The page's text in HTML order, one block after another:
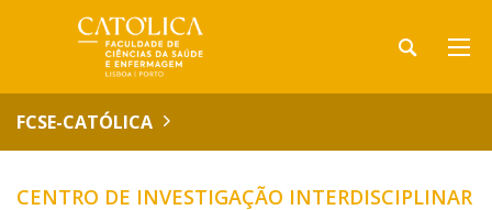
FCSE-CATÓLICA
CENTRO DE INVESTIGAÇÃO INTERDISCIPLINAR